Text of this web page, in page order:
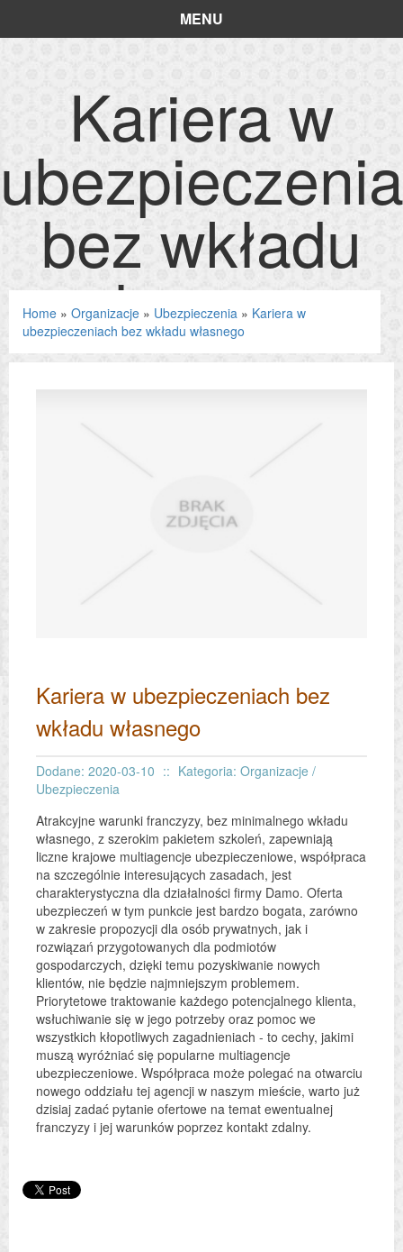
MENU
Kariera w
bez wkładu
własnego
Home » Organizacje » Ubezpieczenia » Kariera w
ubezpieczeniach bez wkładu własnego
Kariera w ubezpieczeniach bez
wkładu własnego
Dodane: 2020-03-10 :: Kategoria: Organizacje /
Ubezpieczenia
Atrakcyjne warunki franczyzy, bez minimalnego wkładu
własnego, z szerokim pakietem szkoleń, zapewniają
liczne krajowe multiagencje ubezpieczeniowe, współpraca
na szczególnie interesujących zasadach, jest
charakterystyczna dla działalności firmy Damo. Oferta
ubezpieczeń w tym punkcie jest bardzo bogata, zarówno
w zakresie propozycji dla osób prywatnych, jak i
rozwiązań przygotowanych dla podmiotów
gospodarczych, dzięki temu pozyskiwanie nowych
klientów, nie będzie najmniejszym problemem.
Priorytetowe traktowanie każdego potencjalnego klienta,
wsłuchiwanie się w jego potrzeby oraz pomoc we
wszystkich kłopotliwych zagadnieniach - to cechy, jakimi
muszą wyróżniać się popularne multiagencje
ubezpieczeniowe. Współpraca może polegać na otwarciu
nowego oddziału tej agencji w naszym mieście, warto już
dzisiaj zadać pytanie ofertowe na temat ewentualnej
franczyzy i jej warunków poprzez kontakt zdalny.